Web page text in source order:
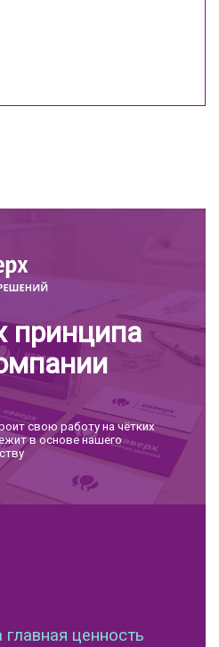
принципа
свою работу на чётких
в основе нашего
ценность